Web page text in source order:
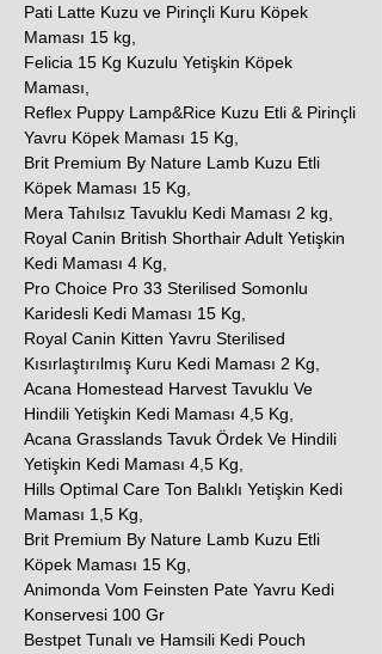
Pati Latte Kuzu ve Pirinçli Kuru Köpek
Maması 15 kg,
Felicia 15 Kg Kuzulu Yetişkin Köpek
Maması,
Reflex Puppy Lamp&Rice Kuzu Etli & Pirinçli
Yavru Köpek Maması 15 Kg,
Brit Premium By Nature Lamb Kuzu Etli
Köpek Maması 15 Kg,
Mera Tahılsız Tavuklu Kedi Maması 2 kg,
Royal Canin British Shorthair Adult Yetişkin
Kedi Maması 4 Kg,
Pro Choice Pro 33 Sterilised Somonlu
Karidesli Kedi Maması 15 Kg,
Royal Canin Kitten Yavru Sterilised
Kısırlaştırılmış Kuru Kedi Maması 2 Kg,
Acana Homestead Harvest Tavuklu Ve
Hindili Yetişkin Kedi Maması 4,5 Kg,
Acana Grasslands Tavuk Ördek Ve Hindili
Yetişkin Kedi Maması 4,5 Kg,
Hills Optimal Care Ton Balıklı Yetişkin Kedi
Maması 1,5 Kg,
Brit Premium By Nature Lamb Kuzu Etli
Köpek Maması 15 Kg,
Animonda Vom Feinsten Pate Yavru Kedi
Konservesi 100 Gr
Bestpet Tunalı ve Hamsili Kedi Pouch